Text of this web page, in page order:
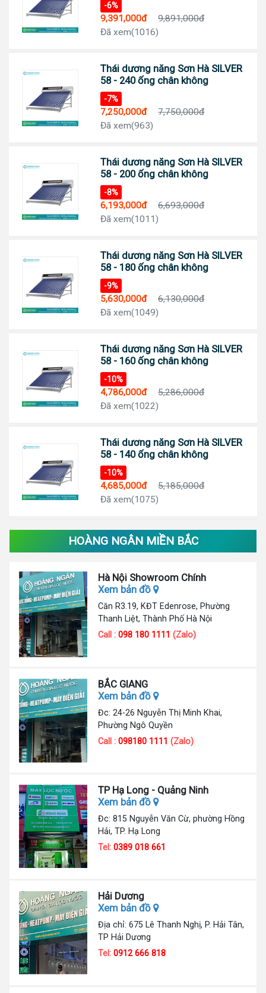
-6%
9,391,000đ
9,891,000đ
Đã xem(1016)
Thái dương năng Sơn Hà SILVER
58 - 240 ống chân không
-7%
7,250,000đ
7,750,000đ
Đã xem(963)
Thái dương năng Sơn Hà SILVER
58 - 200 ống chân không
-8%
6,193,000đ
6,693,000đ
Đã xem(1011)
Thái dương năng Sơn Hà SILVER
58 - 180 ống chân không
-9%
5,630,000đ
6,130,000đ
Đã xem(1049)
Thái dương năng Sơn Hà SILVER
58 - 160 ống chân không
-10%
4,786,000đ
5,286,000đ
Đã xem(1022)
Thái dương năng Sơn Hà SILVER
58 - 140 ống chân không
-10%
4,685,000đ
5,185,000đ
Đã xem(1075)
HOÀNG NGÂN MIỀN BẮC
Hà Nội Showroom Chính
Xem bản đồ
Căn R3.19, KĐT Edenrose, Phường
Thanh Liệt, Thành Phố Hà Nội
Call :098 180 1111 (Zalo)
BẮC GIANG
Xem bản đồ
Đc: 24-26 Nguyễn Thị Minh Khai,
Phường Ngô Quyền
Call :098180 1111 (Zalo)
TP Hạ Long - Quảng Ninh
Xem bản đồ
Đc: 815 Nguyễn Văn Cừ, phường Hồng
Hải, TP. Hạ Long
Tel:0389 018 661
Hải Dương
Xem bản đồ
Địa chỉ: 675 Lê Thanh Nghị, P. Hải Tân,
TP Hải Dương
Tel:0912 666 818